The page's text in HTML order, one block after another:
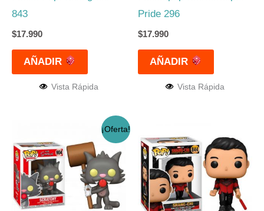
843
$17.990
AÑADIR
Vista Rápida
Pride 296
$17.990
AÑADIR
Vista Rápida
¡Oferta!
original
era:
$17.990.
actual
es:
$14.990.